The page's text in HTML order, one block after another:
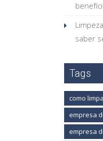
saber
Tags
como
empresa
empresa